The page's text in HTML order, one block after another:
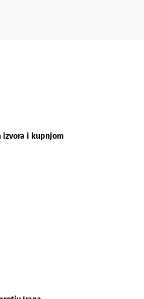
izvora i kupnjom